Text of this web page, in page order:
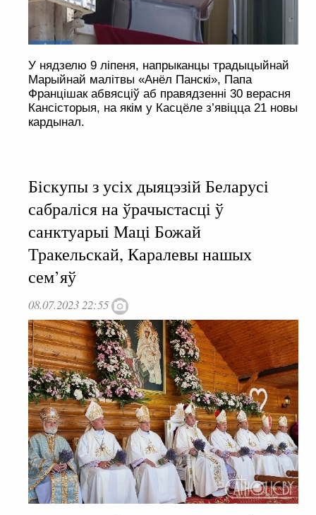
У нядзелю 9 ліпеня, напрыканцы традыцыйнай
Марыйнай малітвы «Анёл Панскі», Папа
Францішак абвясціў аб правядзенні 30 верасня
Кансісторыя, на якім у Касцёле з’явіцца 21 новы
кардынал.
Біскупы з усіх дыяцэзій Беларусі
сабраліся на ўрачыстасці ў
санктуарыі Маці Божай
Тракельскай, Каралевы нашых
сем’яў
08.07.2023 22:55